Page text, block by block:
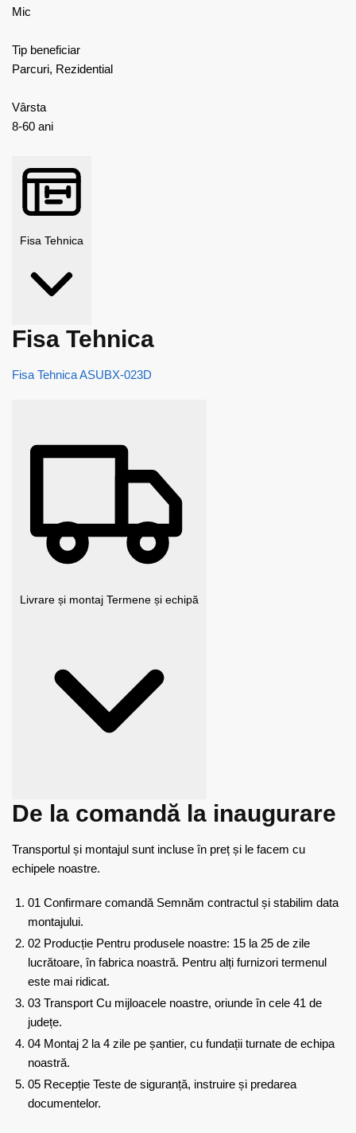
Mic
Tip beneficiar
Parcuri, Rezidential
Vârsta
8-60 ani
Fisa Tehnica
Fisa Tehnica
Fisa Tehnica ASUBX-023D
Livrare și montaj Termene și echipă
De la comandă la inaugurare
Transportul și montajul sunt incluse în preț și le facem cu
echipele noastre.
01 Confirmare comandă Semnăm contractul și stabilim data
montajului.
02 Producție Pentru produsele noastre: 15 la 25 de zile
lucrătoare, în fabrica noastră. Pentru alți furnizori termenul
este mai ridicat.
03 Transport Cu mijloacele noastre, oriunde în cele 41 de
județe.
04 Montaj 2 la 4 zile pe șantier, cu fundații turnate de echipa
noastră.
05 Recepție Teste de siguranță, instruire și predarea
documentelor.